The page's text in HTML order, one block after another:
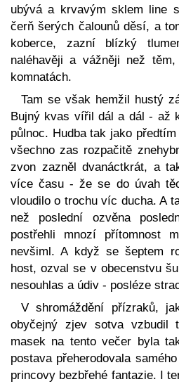
ubývá a krvavým sklem line
čerň šerých čalounů děsí, a
koberce, zazní blízký
naléhavěji a vážněji než
komnatách.
Tam se však hemžil hustý
Bujný kvas vířil dál a dál - až
půlnoc. Hudba tak jako
všechno zas rozpačitě
zvon zazněl dvanáctkrát, a
více času - že se do úvah
vloudilo o trochu víc ducha. A
než poslední ozvěna
postřehli mnozí přítomnost
nevšiml. A když se šeptem
host, ozval se v obecenstvu
nesouhlas a údiv - posléze
V shromáždění přízraků,
obyčejný zjev sotva vzbudil
masek na tento večer byla
postava přeherodovala
princovy bezbřehé fantazie. I